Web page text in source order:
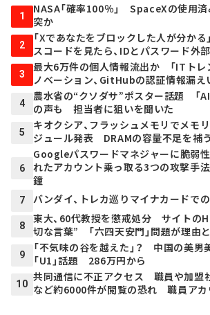
1
NASA「確率100％」 SpaceXの使用
突か
2
「Xであなたをブロックした人が分か
スコードを見たら、IDとパスワード外
3
最大6万件の個人情報流出か 「ITトレ
ノベーション、GitHubの認証情報漏え
4
農水省の“クソダサ”ポスター話題 「AI
の声も 担当者に狙いを聞いた
5
キオクシア、フラッシュメモリでメモ
ジュール発表 DRAMの容量不足を補う
6
Googleパスワードマネジャーに脆弱
れたアカウント乗っ取る3つの攻撃手
鐘
7 バンダイ、トレカ巡りマイナカードで
8
東大、60代教授を懲戒処分 サイトの
切な言葉” 「六四天安門」問題が理由
9
「不気味の谷を越えた」？ 中国の美男
「U1」話題 286万円から
10
共同通信に不正アクセス 職員や加盟
など約6000件が閲覧の恐れ 職員アカ